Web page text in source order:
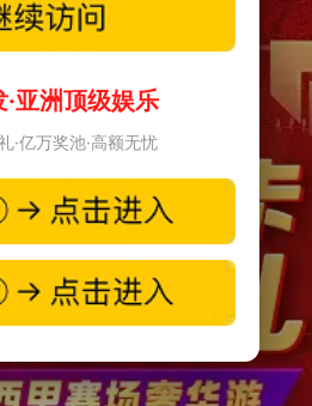
亚洲顶级娱乐
·亿万奖池·高额无忧